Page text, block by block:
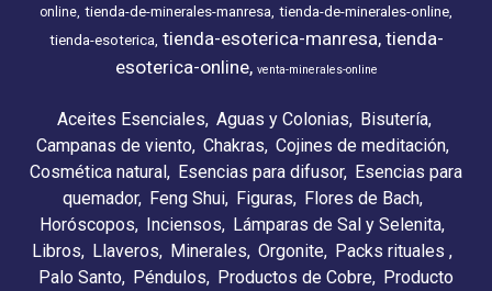
online tienda-de-minerales-manresa tienda-de-minerales-online
tienda-esoterica tienda-esoterica-manresa tienda-
esoterica-online venta-minerales-online
Aceites Esenciales Aguas y Colonias
Bisutería
Campanas de viento Chakras Cojines de meditación
Cosmética natural Esencias para difusor Esencias para
quemador
Feng Shui Figuras
Flores de Bach
Horóscopos
Inciensos
Lámparas de Sal y Selenita
Libros
Llaveros Minerales Orgonite Packs rituales
Palo Santo Péndulos Productos de Cobre Producto